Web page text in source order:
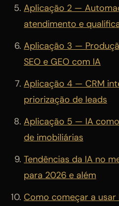
Aplicação 2 —
atendimento e
Aplicação 3 —
SEO e GEO com IA
Aplicação 4 — CRM
priorização de leads
Aplicação 5 — IA
de imobiliárias
Tendências da IA no
para 2026 e além
Como começar a usar